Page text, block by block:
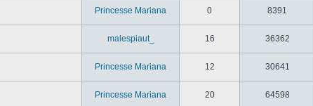
Princesse Mariana 0 8391
malespiaut_ 16 36362
Princesse Mariana 12 30641
Princesse Mariana 20 64598